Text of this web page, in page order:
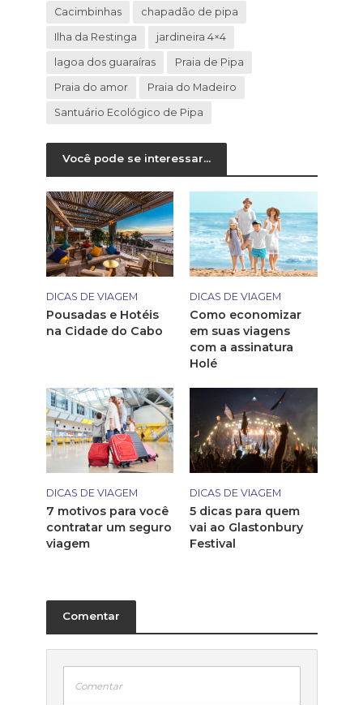
Cacimbinhas chapadão de pipa
Ilha da Restinga jardineira 4×4
lagoa dos guaraíras Praia de Pipa
Praia do amor Praia do Madeiro
Santuário Ecológico de Pipa
Você pode se interessar...
DICAS DE VIAGEM
Pousadas e Hotéis
na Cidade do Cabo
DICAS DE VIAGEM
Como economizar
em suas viagens
com a assinatura
Holé
DICAS DE VIAGEM
7 motivos para você
contratar um seguro
viagem
DICAS DE VIAGEM
5 dicas para quem
vai ao Glastonbury
Festival
Comentar
Comentar